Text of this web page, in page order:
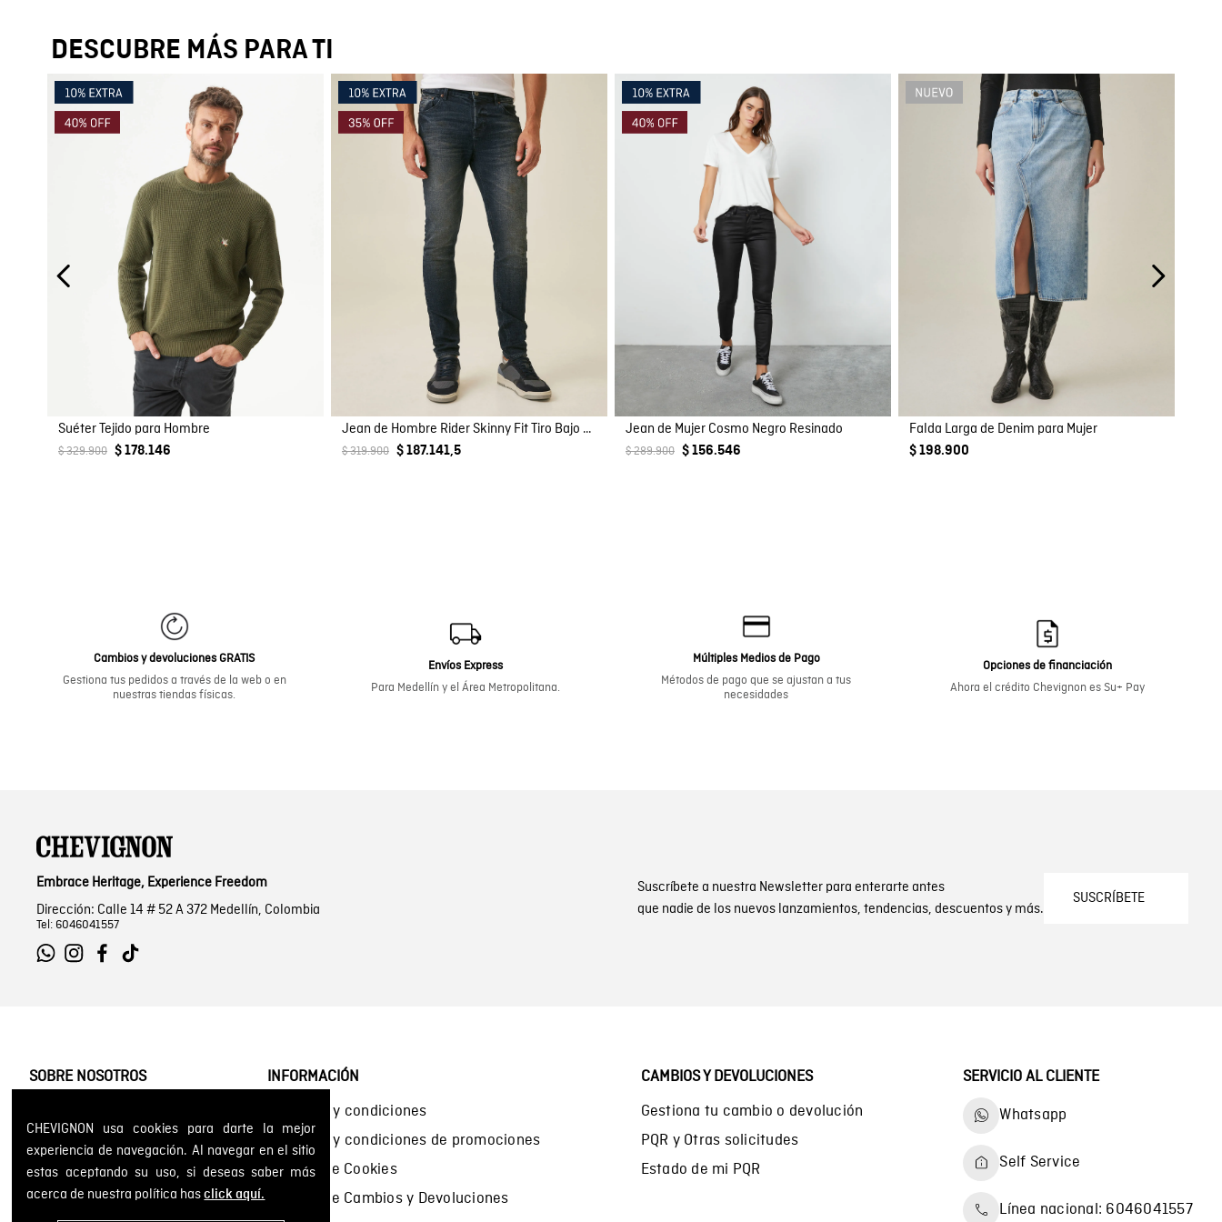
CHEVIGNON usa cookies para darte la mejor
experiencia de navegación. Al navegar en el sitio
estas aceptando su uso, si deseas saber más
acerca de nuestra política hasclick aquí.
DESCUBRE MÁS PARA TI
Suéter Tejido para Hombre
$ 329.900 $ 178.146
Jean de Hombre Rider Skinny Fit Tiro Bajo Lavado Ultra Oscuro con Rotos en Mezcla de Algodón
$ 319.900 $ 187.141,5
Jean de Mujer Cosmo Negro Resinado
$ 289.900 $ 156.546
Falda Larga de Denim para Mujer
$ 198.900
Cambios y devoluciones GRATIS
Gestiona tus pedidos a través de la web o en
nuestras tiendas físicas.
Envíos Express
Para Medellín y el Área Metropolitana.
Múltiples Medios de Pago
Métodos de pago que se ajustan a tus
necesidades
Opciones de financiación
Ahora el crédito Chevignon es Su+ Pay
Suscríbete a nuestra Newsletter para enterarte antes
que nadie de los nuevos lanzamientos, tendencias, descuentos y más.
SUSCRÍBETE
Embrace Heritage, Experience Freedom
Dirección: Calle 14 # 52 A 372 Medellín, Colombia
Tel: 6046041557
SOBRE NOSOTROS
Historia de la marca
Mapa del sitio
INFORMACIÓN
Términos y condiciones
Términos y condiciones de promociones
Política de Cookies
Política de Cambios y Devoluciones
CAMBIOS Y DEVOLUCIONES
Gestiona tu cambio o devolución
PQR y Otras solicitudes
Estado de mi PQR
SERVICIO AL CLIENTE
Whatsapp
Self Service
Línea nacional: 6046041557